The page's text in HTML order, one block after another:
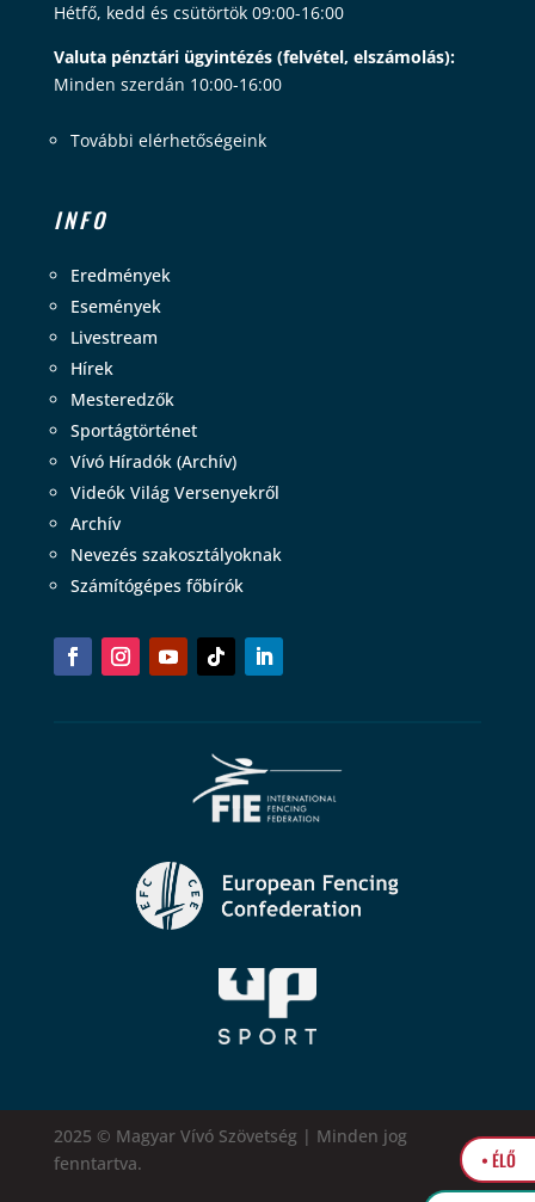
Hétfő, kedd és csütörtök 09:00-16:00
Valuta pénztári ügyintézés (felvétel, elszámolás):
Minden szerdán 10:00-16:00
További elérhetőségeink
INFO
Eredmények
Események
Livestream
Hírek
Mesteredzők
Sportágtörténet
Vívó Híradók (Archív)
Videók Világ Versenyekről
Archív
Nevezés szakosztályoknak
Számítógépes főbírók
2025 © Magyar Vívó Szövetség | Minden jog
fenntartva.
• ÉLŐ